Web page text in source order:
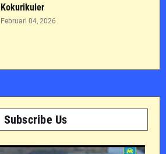
Kokurikuler
Februari 04, 2026
Subscribe Us